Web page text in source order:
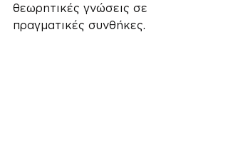
θεωρητικές γνώσεις σε
πραγματικές συνθήκες.